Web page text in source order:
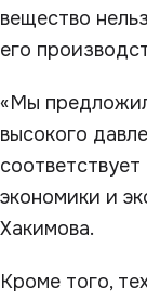
вещество
его
«Мы
высокого
экономики и
Хакимова.
Кроме того,